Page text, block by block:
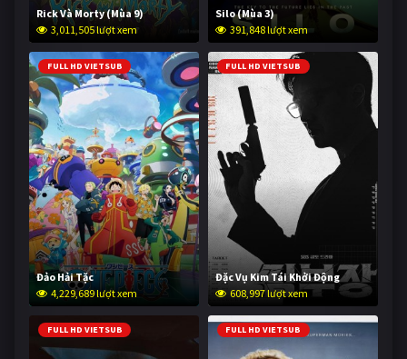
Rick Và Morty (Mùa 9)
3,011,505 lượt xem
Silo (Mùa 3)
391,848 lượt xem
FULL HD VIETSUB
Đảo Hải Tặc
4,229,689 lượt xem
FULL HD VIETSUB
Đặc Vụ Kim Tái Khởi Động
608,997 lượt xem
FULL HD VIETSUB FULL HD VIETSUB